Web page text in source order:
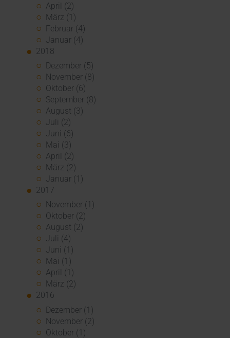
April (2)
März (1)
Februar (4)
Januar (4)
2018
Dezember (5)
November (8)
Oktober (6)
September (8)
August (3)
Juli (2)
Juni (6)
Mai (3)
April (2)
März (2)
Januar (1)
2017
November (1)
Oktober (2)
August (2)
Juli (4)
Juni (1)
Mai (1)
April (1)
März (2)
2016
Dezember (1)
November (2)
Oktober (1)